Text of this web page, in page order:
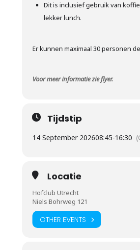
Dit is inclusief gebruik van
lekker lunch.
Er kunnen maximaal 30 personen
Voor meerinformatie zie flyer.
Tijdstip
14 September 202608:45-16:30
Locatie
Hofclub Utrecht
Niels Bohrweg 121
OTHER EVENTS